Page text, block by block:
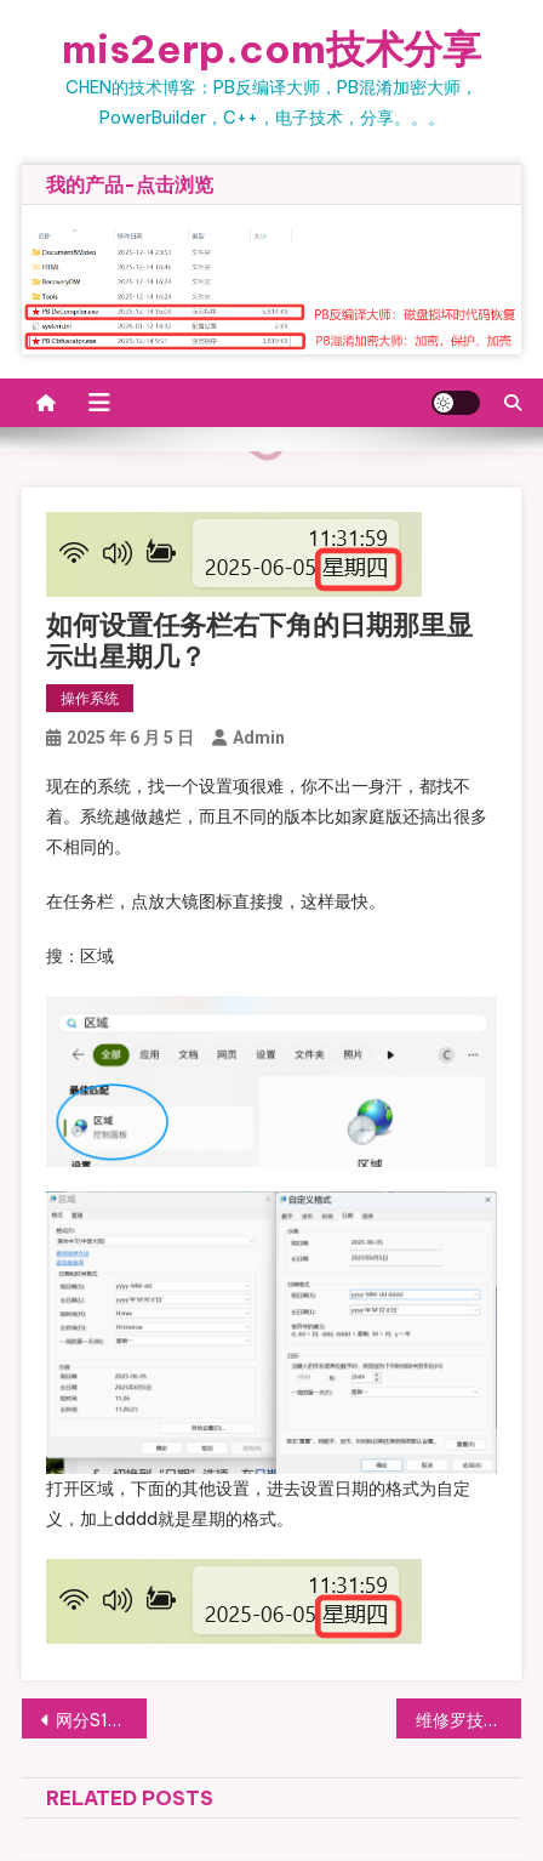
mis2erp.com技术分享
CHEN的技术博客：PB反编译大师，PB混淆加密大师，
PowerBuilder，C++，电子技术，分享。。。
我的产品-点击浏览
如何设置任务栏右下角的日期那里显
示出星期几？
操作系统
2025 年 6 月 5 日 Admin
现在的系统，找一个设置项很难，你不出一身汗，都找不
着。系统越做越烂，而且不同的版本比如家庭版还搞出很多
不相同的。
在任务栏，点放大镜图标直接搜，这样最快。
搜：区域
打开区域，下面的其他设置，进去设置日期的格式为自定
义，加上dddd就是星期的格式。
文章导航
网分S11显示格式的换算R+jX，Re+Im，R+L/C 维修罗技鼠标左键单击不灵和滚轮不灵的故障
RELATED POSTS